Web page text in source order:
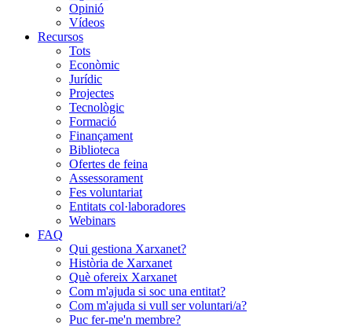
Opinió
Vídeos
Recursos
Tots
Econòmic
Jurídic
Projectes
Tecnològic
Formació
Finançament
Biblioteca
Ofertes de feina
Assessorament
Fes voluntariat
Entitats col·laboradores
Webinars
FAQ
Qui gestiona Xarxanet?
Història de Xarxanet
Què ofereix Xarxanet
Com m'ajuda si soc una entitat?
Com m'ajuda si vull ser voluntari/a?
Puc fer-me'n membre?